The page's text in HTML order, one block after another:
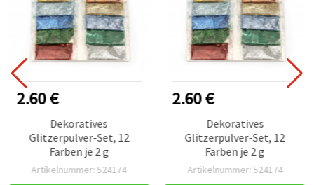
2.60 €
Dekoratives
Glitzerpulver-Set, 12
Farben je 2 g
Artikelnummer: 524174
2.60 €
Dekoratives
Glitzerpulver-Set, 12
Farben je 2 g
Artikelnummer: 524174